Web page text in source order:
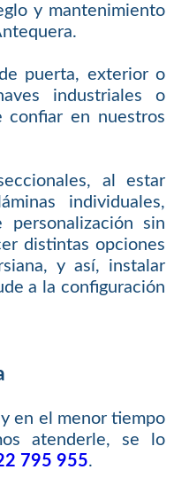
y mantenimiento
puerta, exterior o
industriales o
confiar en nuestros
al estar
individuales,
sin
distintas opciones
y así, instalar
a la configuración
en el menor tiempo
atenderle, se lo
795 955.